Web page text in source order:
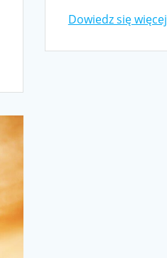
Dowiedz się więcej